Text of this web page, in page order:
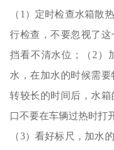
（1）定时检查水箱散
行检查，不要忽视了
挡看不清水位；（2）
水，在加水的时候需
转较长的时间后，水
口不要在车辆过热时打
（3）看好标尺，加水